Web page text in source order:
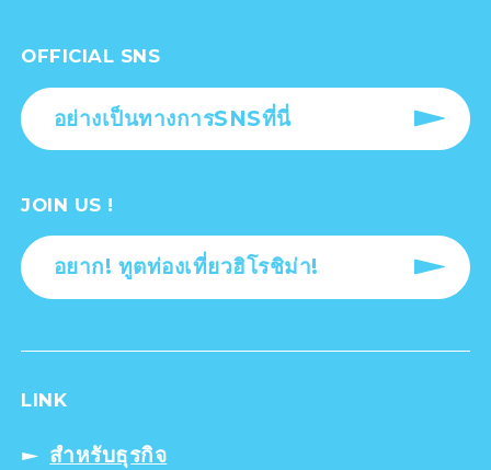
OFFICIAL SNS
อย่างเป็นทางการSNSที่นี่
JOIN US !
อยาก! ทูตท่องเที่ยวฮิโรชิม่า!
LINK
สำหรับธุรกิจ